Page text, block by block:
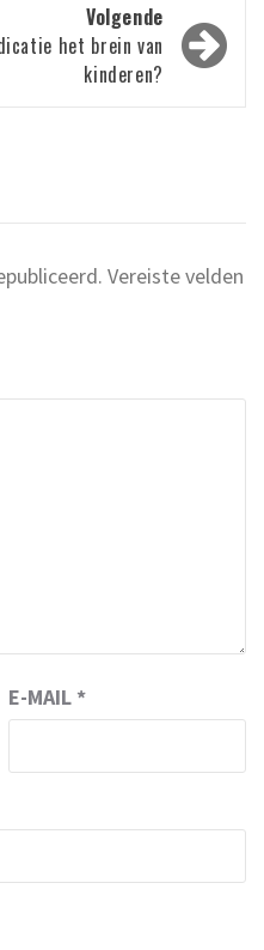
Volgende
het brein van
kinderen?
Vereiste velden
E-MAIL *